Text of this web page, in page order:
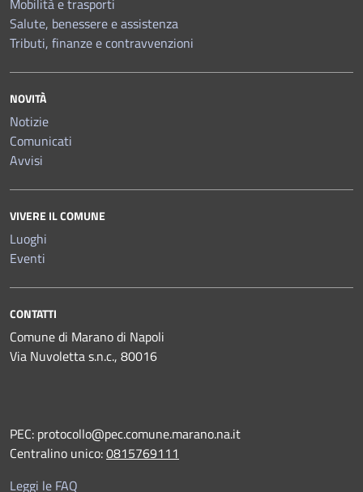
Salute, benessere e assistenza
Tributi, finanze e contravvenzioni
NOVITÀ
Notizie
Comunicati
Avvisi
VIVERE IL COMUNE
Luoghi
Eventi
CONTATTI
Comune di Marano di Napoli
Via Nuvoletta s.n.c., 80016
PEC: protocollo@pec.comune.marano.na.it
Centralino unico:0815769111
Leggi le FAQ